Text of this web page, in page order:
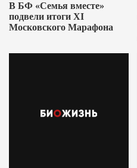
В БФ «Семья вместе»
подвели итоги XI
Московского Марафона